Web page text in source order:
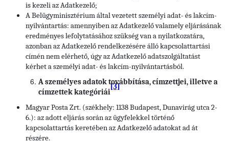
is kezeli az Adatkezelő;
A Belügyminisztérium által vezetett személyi adat- és lakcím-
nyilvántartás: amennyiben az Adatkezelő valamely eljárásának
eredményes lefolytatásához szükség van a nyilatkozatára,
azonban az Adatkezelő rendelkezésére álló kapcsolattartási
címén nem elérhető, úgy az Adatkezelő adatszolgáltatást
kérhet a személyi adat- és lakcím-nyilvántartásból.
A személyes adatok továbbítása, címzettjei, illetve a
címzettek kategóriái
[3]
Magyar Posta Zrt. (székhely: 1138 Budapest, Dunavirág utca 2-
6.): az adott eljárás során az ügyfelekkel történő
kapcsolattartás keretében az Adatkezelő adatokat ad át
részére.